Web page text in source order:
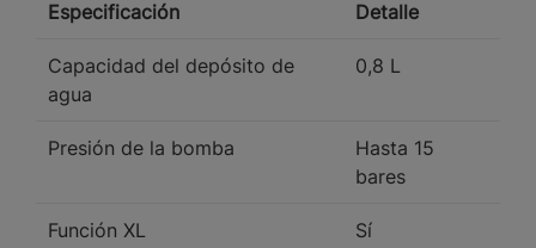
Especificación Detalle
Capacidad del depósito de
agua
0,8 L
Presión de la bomba
Hasta 15
bares
Función XL Sí